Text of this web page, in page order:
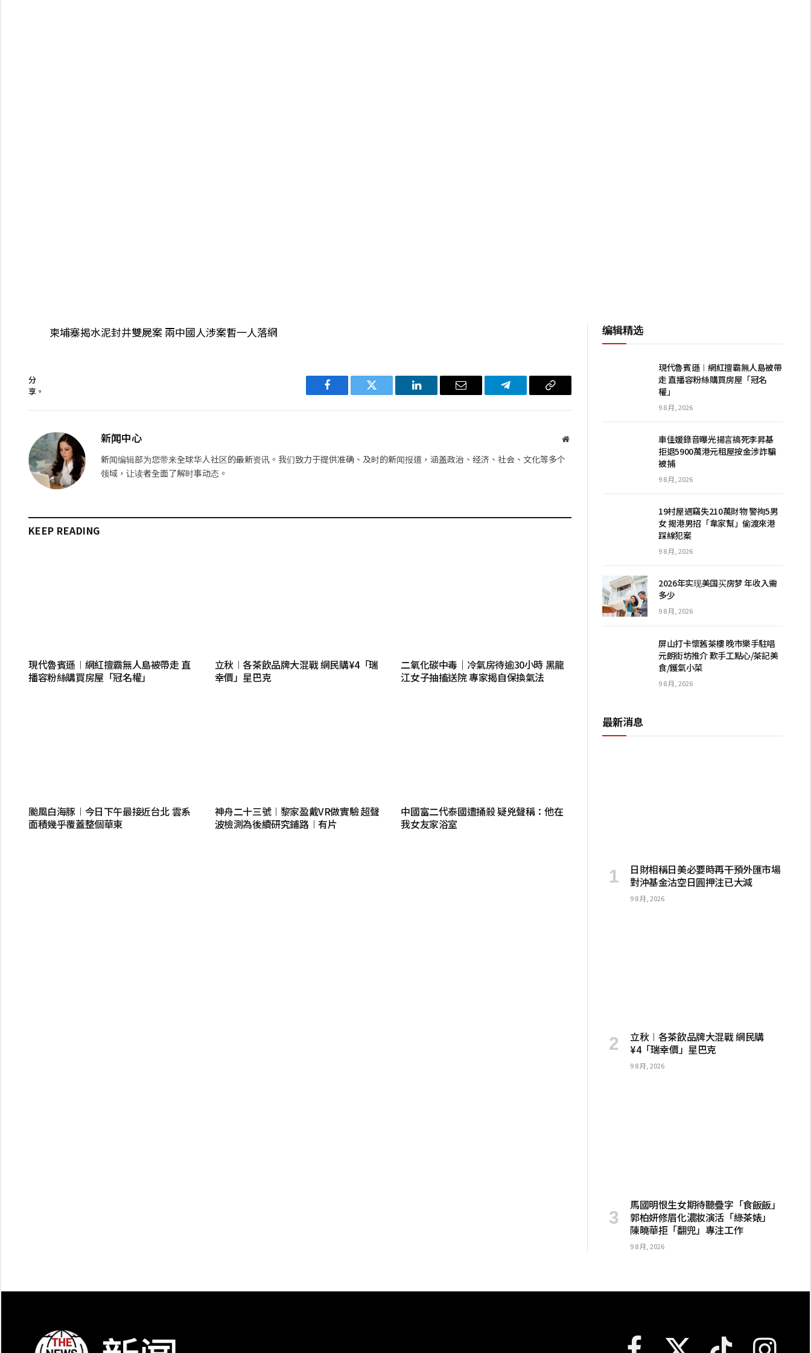
柬埔寨揭水泥封井雙屍案 兩中國人涉案暫一人落網
分
享。
Facebook Twitter LinkedIn 电
Telegram 复
新闻中心
网
新闻编辑部为您带来全球华人社区的最新资讯。我们致力于提供准确、及时的新闻报道，涵盖政治、经济、社会、文化等多个
领域，让读者全面了解时事动态。
KEEP READING
現代魯賓遜︱網紅擅霸無人島被帶走 直
播容粉絲購買房屋「冠名權」
立秋︱各茶飲品牌大混戰 網民購¥4「瑞
幸價」星巴克
二氧化碳中毒｜冷氣房待逾30小時 黑龍
江女子抽搐送院 專家揭自保換氣法
颱風白海豚︱今日下午最接近台北 雲系
面積幾乎覆蓋整個華東
神舟二十三號︱黎家盈戴VR做實驗 超聲
波檢測為後續研究鋪路︱有片
中國富二代泰國遭捅殺 疑兇聲稱：他在
我女友家浴室
编辑精选
現代魯賓遜︱網紅擅霸無人島被帶
走 直播容粉絲購買房屋「冠名
權」
9 8 月, 2026
車佳媛錄音曝光揚言搞死李昇基
拒退5900萬港元租屋按金涉詐騙
被捕
9 8 月, 2026
19村屋遇竊失210萬財物 警拘5男
女 揭港男招「韋家幫」偷渡來港
踩線犯案
9 8 月, 2026
2026年实现美国买房梦 年收入需
多少
9 8 月, 2026
屏山打卡懷舊茶樓 晚市樂手駐唱
元朗街坊推介 歎手工點心/茶記美
食/鑊氣小菜
9 8 月, 2026
最新消息
日財相稱日美必要時再干預外匯市場
對沖基金沽空日圓押注已大減
9 8 月, 2026
立秋︱各茶飲品牌大混戰 網民購
¥4「瑞幸價」星巴克
9 8 月, 2026
馬國明恨生女期待聽疊字「食飯飯」
郭柏妍修眉化濃妝演活「綠茶婊」
陳曉華拒「翻兜」專注工作
9 8 月, 2026